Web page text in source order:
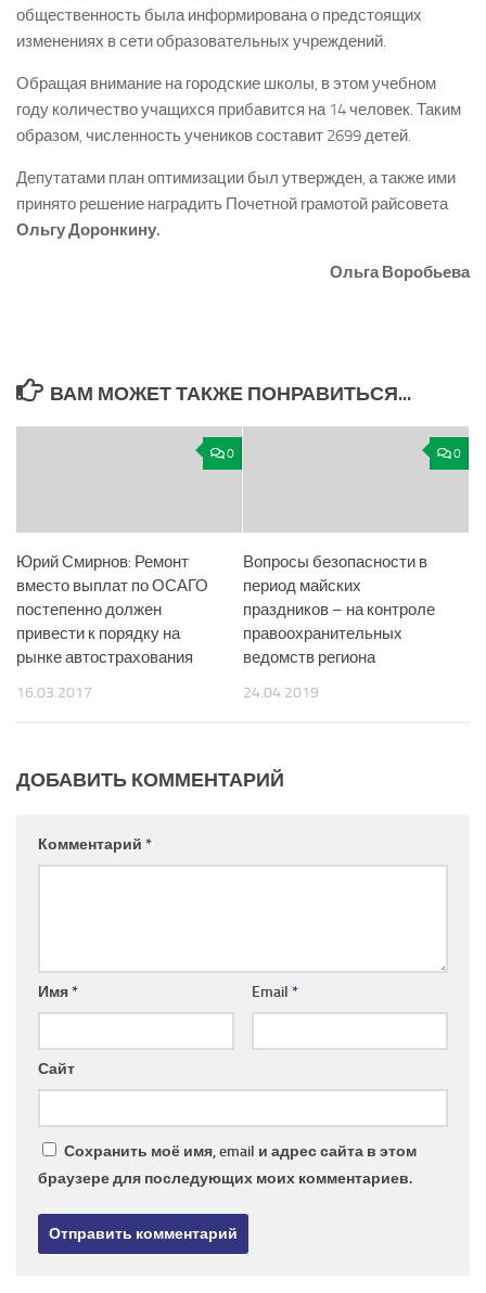
общественность была информирована о предстоящих
изменениях в сети образовательных учреждений.
Обращая внимание на городские школы, в этом учебном
году количество учащихся прибавится на 14 человек. Таким
образом, численность учеников составит 2699 детей.
Депутатами план оптимизации был утвержден, а также ими
принято решение наградить Почетной грамотой райсовета
Ольгу Доронкину.
Ольга Воробьева
ВАМ МОЖЕТ ТАКЖЕ ПОНРАВИТЬСЯ...
0
Юрий Смирнов: Ремонт
вместо выплат по ОСАГО
постепенно должен
привести к порядку на
рынке автострахования
16.03.2017
0
Вопросы безопасности в
период майских
праздников – на контроле
правоохранительных
ведомств региона
24.04.2019
ДОБАВИТЬ КОММЕНТАРИЙ
Комментарий *
Имя* Email *
Сайт
Сохранить моё имя, email и адрес сайта в этом
браузере для последующих моих комментариев.